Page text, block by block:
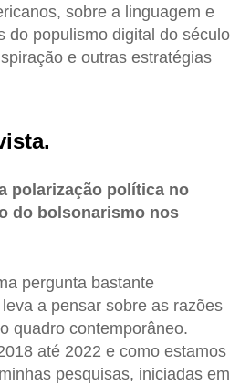
sobre a linguagem e
do populismo digital do século
e outras estratégias
polarização política no
do bolsonarismo nos
pergunta bastante
a pensar sobre as razões
quadro contemporâneo.
até 2022 e como estamos
pesquisas, iniciadas em